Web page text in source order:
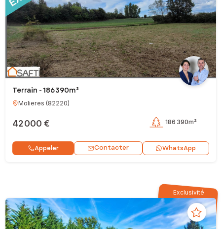
Terrain - 186 390m²
Molieres (82220)
42 000 € 186 390m²
Appeler Contacter WhatsApp
Exclusivité